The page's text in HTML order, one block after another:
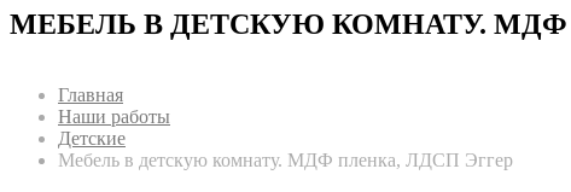
МЕБЕЛЬ В ДЕТСКУЮ КОМНАТУ. МДФ
Главная
Наши работы
Детские
Мебель в детскую комнату. МДФ пленка, ЛДСП Эггер